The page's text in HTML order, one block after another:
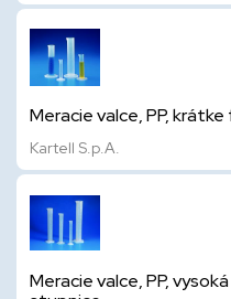
Meracie valce, PP,
Kartell S.p.A.
Meracie valce, PP,